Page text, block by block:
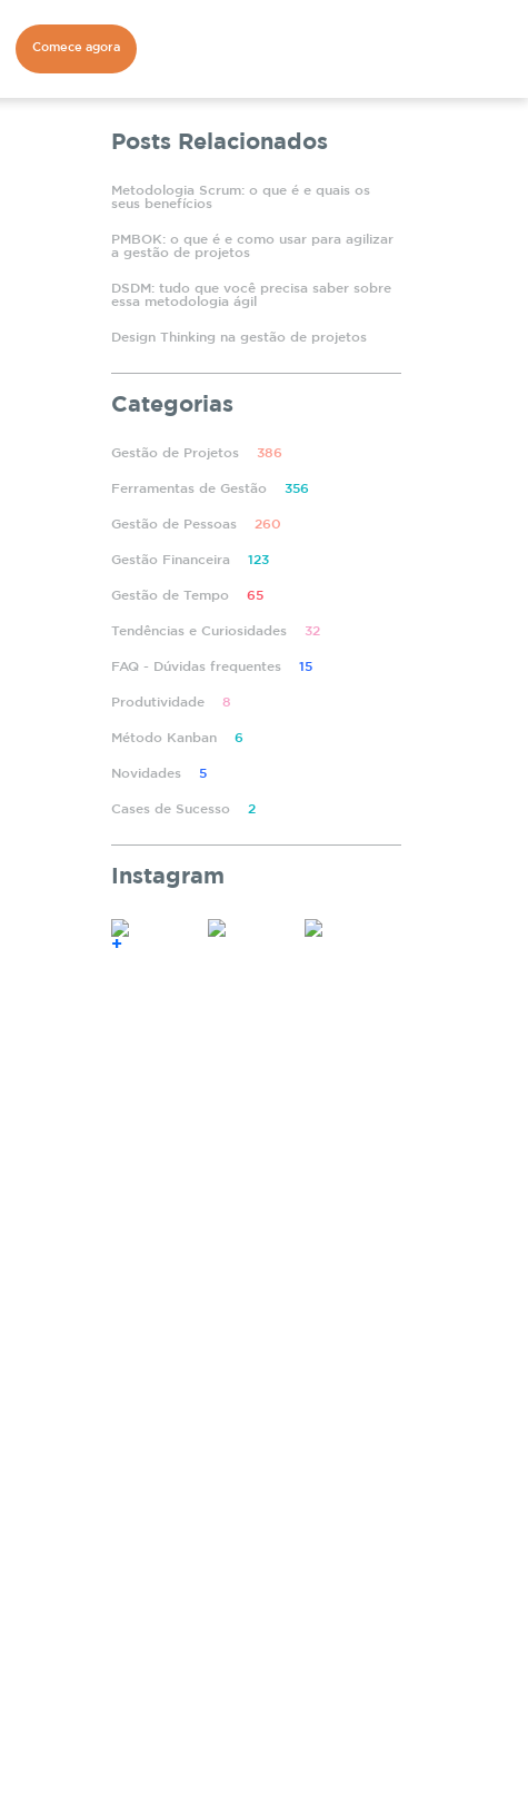
Comece agora
Posts Relacionados
Metodologia Scrum: o que é e quais os
seus benefícios
PMBOK: o que é e como usar para agilizar
a gestão de projetos
DSDM: tudo que você precisa saber sobre
essa metodologia ágil
Design Thinking na gestão de projetos
Categorias
Gestão de Projetos 386
Ferramentas de Gestão 356
Gestão de Pessoas 260
Gestão Financeira 123
Gestão de Tempo 65
Tendências e Curiosidades 32
FAQ - Dúvidas frequentes 15
Produtividade 8
Método Kanban 6
Novidades 5
Cases de Sucesso 2
Instagram
+